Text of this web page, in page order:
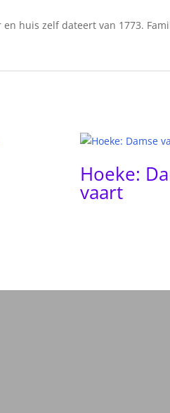
huis zelf dateert van 1773.
Hoeke:
vaart